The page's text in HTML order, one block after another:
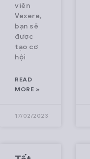
viên
Vexere,
bạn sẽ
được
tạo cơ
hội
READ
MORE »
17/02/2023